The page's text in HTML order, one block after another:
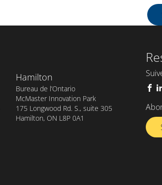
Hamilton
Bureau de l’Ontario
McMaster Innovation Park
175 Longwood Rd. S., suite 305
Hamilton, ON L8P 0A1